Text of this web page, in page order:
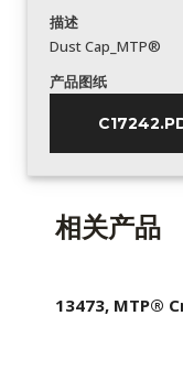
描述
Dust Cap_MTP®
产品图纸
相关产品
13473, MTP®